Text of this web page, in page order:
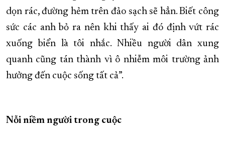
dọn rác, đường hẻm trên đảo sạch sẽ hẳn. Biết công
sức các anh bỏ ra nên khi thấy ai đó định vứt rác
xuống biển là tôi nhắc. Nhiều người dân xung
quanh cũng tán thành vì ô nhiễm môi trường ảnh
hưởng đến cuộc sống tất cả”.
Nỗi niềm người trong cuộc